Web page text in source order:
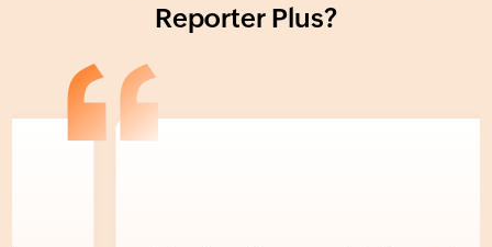
Reporter Plus?